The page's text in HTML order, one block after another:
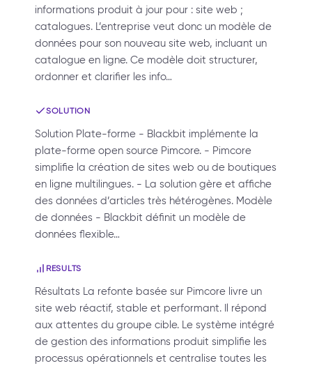
informations produit à jour pour : site web ;
catalogues. L’entreprise veut donc un modèle de
données pour son nouveau site web, incluant un
catalogue en ligne. Ce modèle doit structurer,
ordonner et clarifier les info…
SOLUTION
Solution Plate-forme - Blackbit implémente la
plate-forme open source Pimcore. - Pimcore
simplifie la création de sites web ou de boutiques
en ligne multilingues. - La solution gère et affiche
des données d’articles très hétérogènes. Modèle
de données - Blackbit définit un modèle de
données flexible…
RESULTS
Résultats La refonte basée sur Pimcore livre un
site web réactif, stable et performant. Il répond
aux attentes du groupe cible. Le système intégré
de gestion des informations produit simplifie les
processus opérationnels et centralise toutes les